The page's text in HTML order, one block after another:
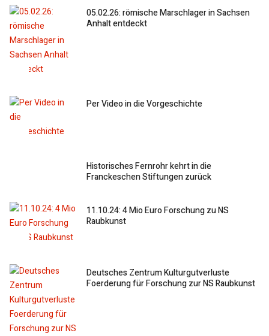
05.02.26: römische Marschlager in Sachsen
Anhalt entdeckt
Per Video in die Vorgeschichte
Historisches Fernrohr kehrt in die
Franckeschen Stiftungen zurück
11.10.24: 4 Mio Euro Forschung zu NS
Raubkunst
Deutsches Zentrum Kulturgutverluste
Foerderung für Forschung zur NS Raubkunst